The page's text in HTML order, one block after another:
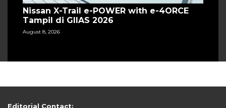
Nissan X-Trail e-POWER with e-4ORCE
Tampil di GIIAS 2026
August 8, 2026
Editorial Contact: